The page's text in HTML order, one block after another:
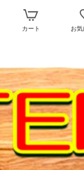
カート お気